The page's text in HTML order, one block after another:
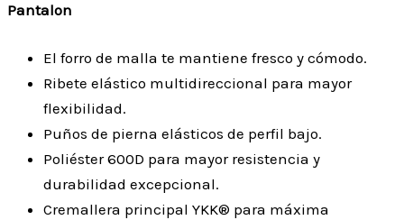
Pantalon
El forro de malla te mantiene fresco y cómodo.
Ribete elástico multidireccional para mayor
flexibilidad.
Puños de pierna elásticos de perfil bajo.
Poliéster 600D para mayor resistencia y
durabilidad excepcional.
Cremallera principal YKK® para máxima